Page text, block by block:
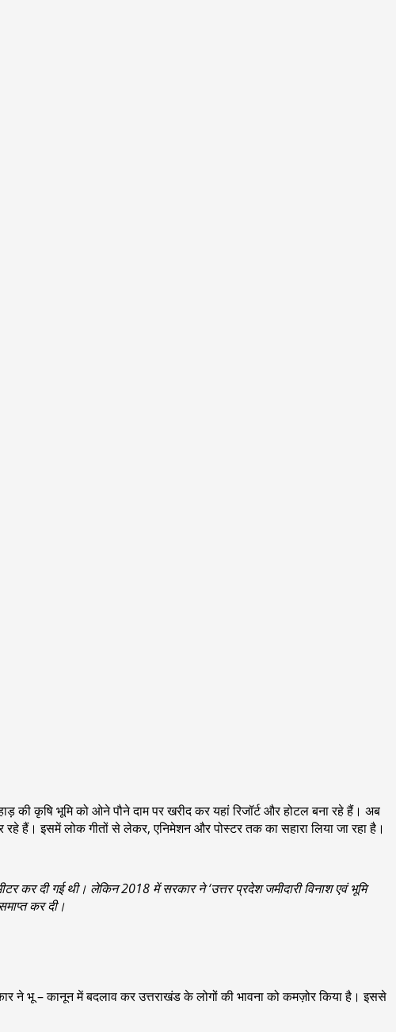
की कृषि भूमि को ओने पौने दाम पर खरीद कर यहां रिजॉर्ट और होटल बना रहे हैं। अब
हैं। इसमें लोक गीतों से लेकर, एनिमेशन और पोस्टर तक का सहारा लिया जा रहा है।
कर दी गई थी। लेकिन 2018 में सरकार ने ‘उत्तर प्रदेश जमीदारी विनाश एवं भूमि
कर दी।
ने भू – कानून में बदलाव कर उत्तराखंड के लोगों की भावना को कमज़ोर किया है। इससे